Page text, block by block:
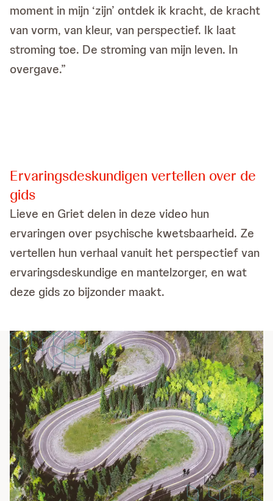
moment in mijn ‘zijn’ ontdek ik kracht, de kracht
van vorm, van kleur, van perspectief. Ik laat
stroming toe. De stroming van mijn leven. In
overgave.”
Ervaringsdeskundigen vertellen over de
gids
Lieve en Griet delen in deze video hun
ervaringen over psychische kwetsbaarheid. Ze
vertellen hun verhaal vanuit het perspectief van
ervaringsdeskundige en mantelzorger, en wat
deze gids zo bijzonder maakt.